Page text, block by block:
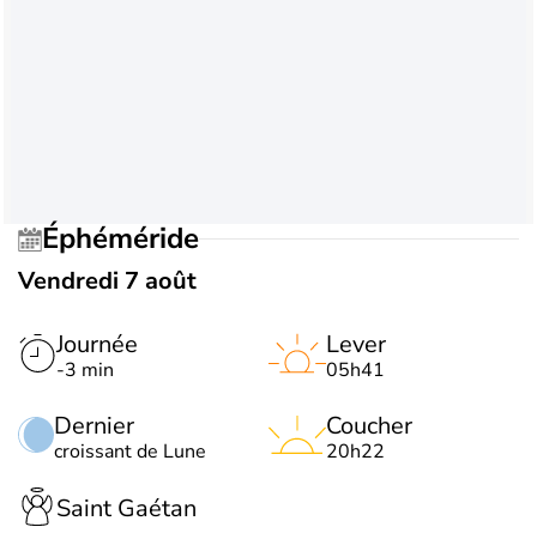
Éphéméride
Vendredi 7 août
Journée
-3 min
Dernier
croissant de Lune
Lever
05h41
Coucher
20h22
Saint Gaétan